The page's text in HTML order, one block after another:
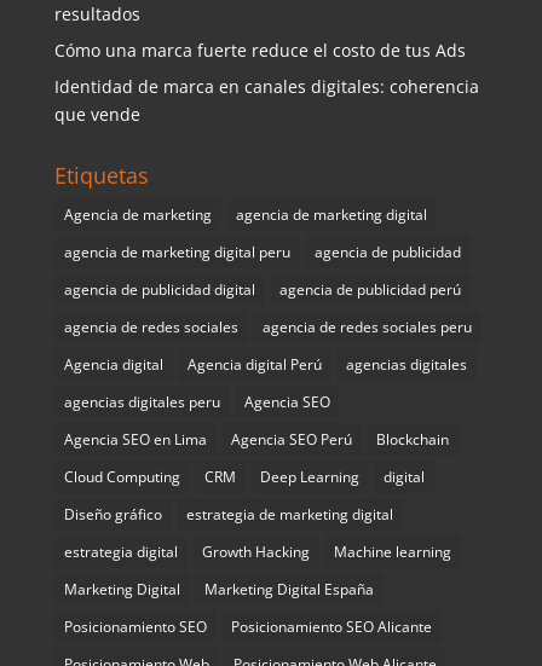
resultados
Cómo una marca fuerte reduce el costo de tus Ads
Identidad de marca en canales digitales: coherencia
que vende
Etiquetas
Agencia de marketing
agencia de marketing digital
agencia de marketing digital peru
agencia de publicidad
agencia de publicidad digital
agencia de publicidad perú
agencia de redes sociales
agencia de redes sociales peru
Agencia digital
Agencia digital Perú
agencias digitales
agencias digitales peru
Agencia SEO
Agencia SEO en Lima
Agencia SEO Perú
Blockchain
Cloud Computing
CRM Deep Learning
digital
Diseño gráfico
estrategia de marketing digital
estrategia digital
Growth Hacking
Machine learning
Marketing Digital
Marketing Digital España
Posicionamiento SEO
Posicionamiento SEO Alicante